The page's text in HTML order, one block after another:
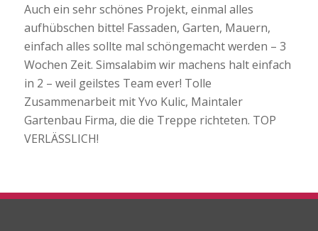
Auch ein sehr schönes Projekt, einmal alles
aufhübschen bitte! Fassaden, Garten, Mauern,
einfach alles sollte mal schöngemacht werden – 3
Wochen Zeit. Simsalabim wir machens halt einfach
in 2 – weil geilstes Team ever! Tolle
Zusammenarbeit mit Yvo Kulic, Maintaler
Gartenbau Firma, die die Treppe richteten. TOP
VERLÄSSLICH!